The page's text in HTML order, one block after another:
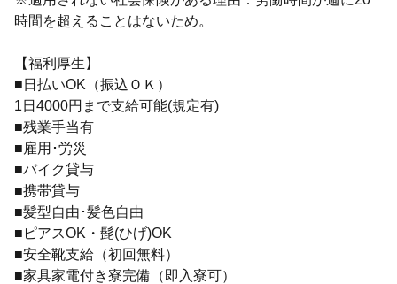
時間を超えることはないため。
【福利厚生】
■日払いOK（振込ＯＫ）
1日4000円まで支給可能(規定有)
■残業手当有
■雇用･労災
■バイク貸与
■携帯貸与
■髪型自由･髪色自由
■ピアスOK・髭(ひげ)OK
■安全靴支給（初回無料）
■家具家電付き寮完備（即入寮可）